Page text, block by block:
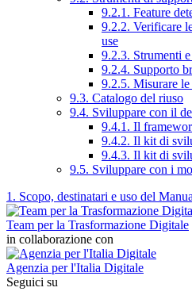
9.2.1. Feature
9.2.2. Verificare
use
9.2.3. Strumenti
9.2.4. Supporto
9.2.5. Misurare le
9.3. Catalogo del riuso
9.4. Sviluppare con il
9.4.1. Il
9.4.2. Il kit di
9.4.3. Il kit di
9.5. Sviluppare con i
1. Scopo, destinatari e uso del
Team per la Trasformazione Digitale
in collaborazione con
Agenzia per l'Italia Digitale
Seguici su